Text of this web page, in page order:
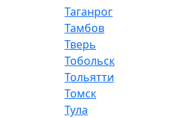
Таганрог
Тамбов
Тверь
Тобольск
Тольятти
Томск
Тула